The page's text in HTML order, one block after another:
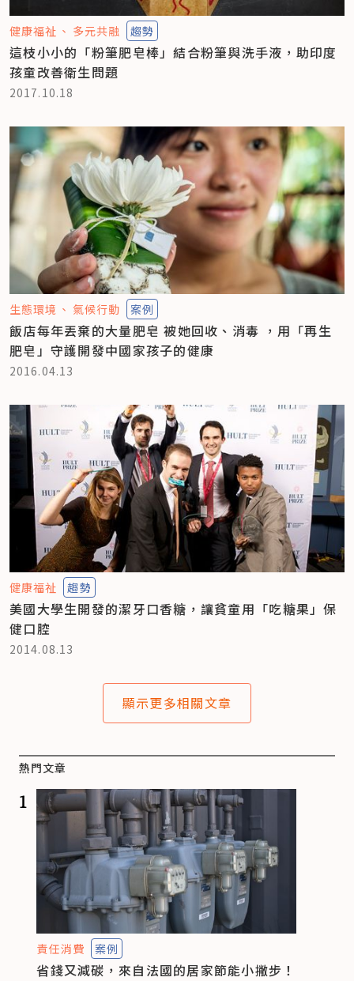
健康福祉 多元共融 趨勢
這枝小小的「粉筆肥皂棒」結合粉筆與洗手液，助印度
孩童改善衛生問題
2017.10.18
生態環境 氣候行動 案例
飯店每年丟棄的大量肥皂 被她回收、消毒 ，用「再生
肥皂」守護開發中國家孩子的健康
2016.04.13
健康福祉 趨勢
美國大學生開發的潔牙口香糖，讓貧童用「吃糖果」保
健口腔
2014.08.13
顯示更多相關文章
熱門文章
1
責任消費 案例
省錢又減碳，來自法國的居家節能小撇步！